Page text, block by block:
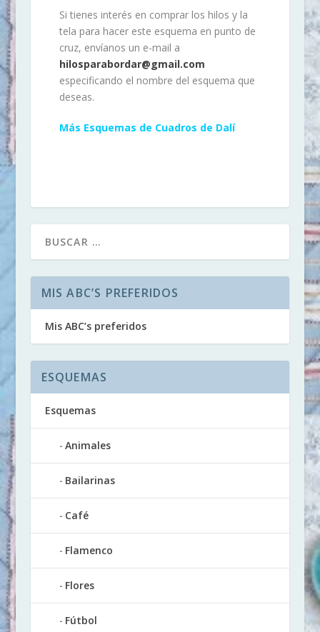
Si tienes interés en comprar los hilos y la
tela para hacer este esquema en punto de
cruz, envíanos un e-mail a
hilosparabordar@gmail.com
especificando el nombre del esquema que
deseas.
Más Esquemas de Cuadros de Dalí
MIS ABC’S PREFERIDOS
Mis ABC’s preferidos
ESQUEMAS
Esquemas
Animales
Bailarinas
Café
Flamenco
Flores
Fútbol